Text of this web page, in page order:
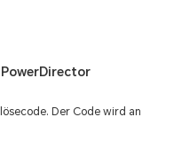
Der Code wird an